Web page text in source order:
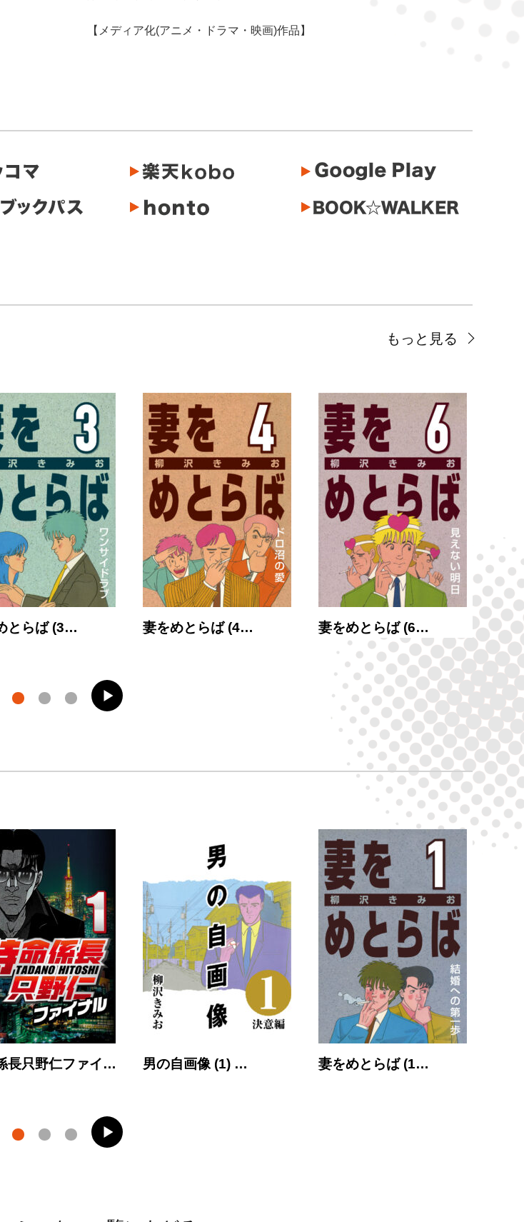
【メディア化(アニメ・ドラマ・映画)作品】
もっと見る
とらば (3… 妻をめとらば (4… 妻をめとらば (6… 妻
長只野仁ファイ… 男の自画像 (1) … 妻をめとらば (1…